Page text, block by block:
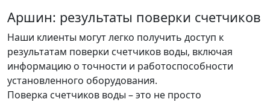
Аршин: результаты поверки счетчиков
Наши клиенты могут легко получить доступ к
результатам поверки счетчиков воды, включая
информацию о точности и работоспособности
установленного оборудования.
Поверка счетчиков воды – это не просто